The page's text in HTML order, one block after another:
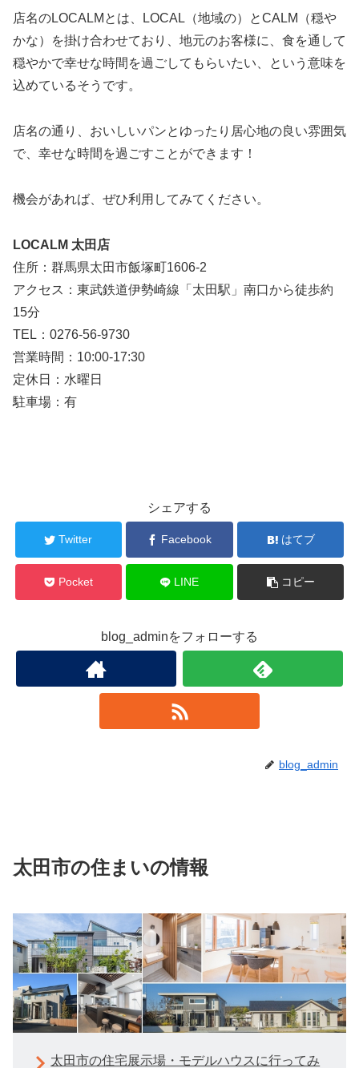
店名のLOCALMとは、LOCAL（地域の）とCALM（穏や
かな）を掛け合わせており、地元のお客様に、食を通して
穏やかで幸せな時間を過ごしてもらいたい、という意味を
込めているそうです。
店名の通り、おいしいパンとゆったり居心地の良い雰囲気
で、幸せな時間を過ごすことができます！
機会があれば、ぜひ利用してみてください。
LOCALM 太田店
住所：群馬県太田市飯塚町1606-2
アクセス：東武鉄道伊勢崎線「太田駅」南口から徒歩約
15分
TEL：0276-56-9730
営業時間：10:00-17:30
定休日：水曜日
駐車場：有
シェアする
Twitter Facebook はてブ
Pocket LINE コピー
blog_adminをフォローする
blog_admin
太田市の住まいの情報
太田市の住宅展示場・モデルハウスに行ってみ